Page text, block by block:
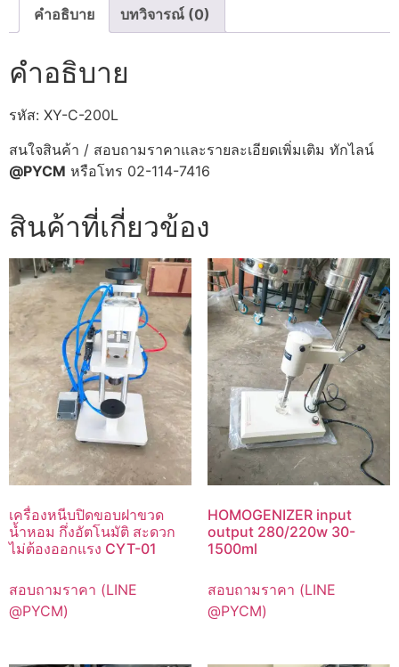
คำอธิบาย บทวิจารณ์ (0)
คำอธิบาย
รหัส: XY-C-200L
สนใจสินค้า / สอบถามราคาและรายละเอียดเพิ่มเติม ทักไลน์
@PYCM หรือโทร 02-114-7416
สินค้าที่เกี่ยวข้อง
เครื่องหนีบปิดขอบฝาขวด
น้ำหอม กึ่งอัตโนมัติ สะดวก
ไม่ต้องออกแรง CYT-01
สอบถามราคา (LINE
@PYCM)
HOMOGENIZER input
output 280/220w 30-
1500ml
สอบถามราคา (LINE
@PYCM)